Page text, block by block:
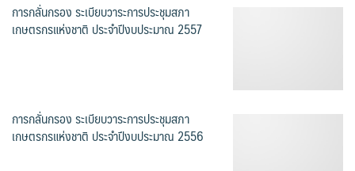
การกลั่นกรอง ระเบียบวาระการประชุมสภา
เกษตรกรแห่งชาติ ประจำปีงบประมาณ 2557
การกลั่นกรอง ระเบียบวาระการประชุมสภา
เกษตรกรแห่งชาติ ประจำปีงบประมาณ 2556